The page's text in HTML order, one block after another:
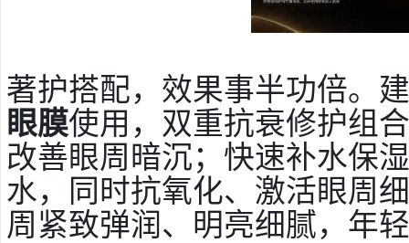
著护搭配，效果事半功倍。
眼膜使用，双重抗衰修护组
改善眼周暗沉；快速补水保
水，同时抗氧化、激活眼周
周紧致弹润、明亮细腻，年